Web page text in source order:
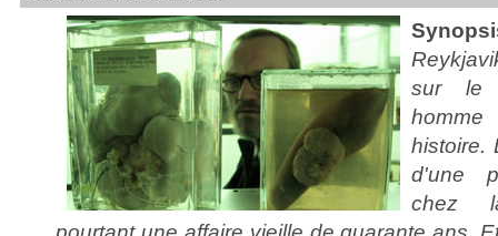
sur le
histoire.
d'une
chez